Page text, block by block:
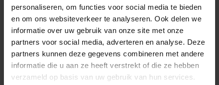
personaliseren, om functies voor social media te bieden
en om ons websiteverkeer te analyseren. Ook delen we
informatie over uw gebruik van onze site met onze
partners voor social media, adverteren en analyse. Deze
partners kunnen deze gegevens combineren met andere
informatie die u aan ze heeft verstrekt of die ze hebben
verzameld op basis van uw gebruik van hun services.